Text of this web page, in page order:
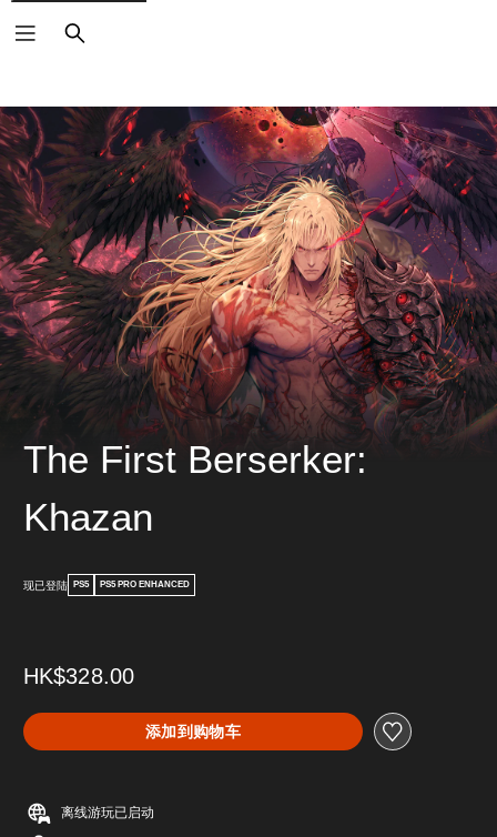
搜
索
The First Berserker:
Khazan
现已登陆 PS5 PS5 PRO ENHANCED
HK$328.00
添加到购物车
离线游玩已启动